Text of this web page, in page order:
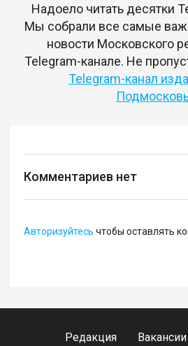
Надоело читать десятки
Мы собрали все самые
новости Московского
Telegram-канале. Не
Telegram-канал
Комментариев нет
Авторизуйтесь чтобы оставлять
Редакция Вакансии